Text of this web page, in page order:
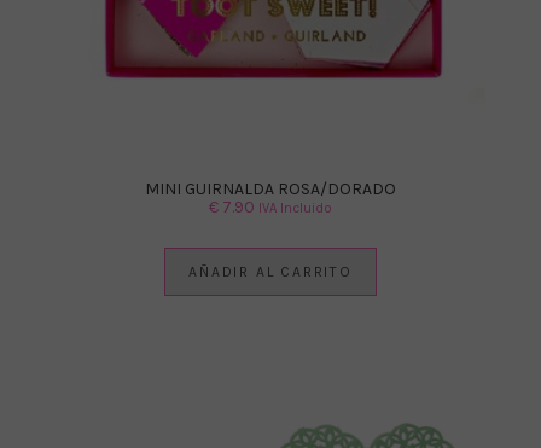
MINI GUIRNALDA ROSA/DORADO
€ 7.90 IVA Incluido
AÑADIR AL CARRITO